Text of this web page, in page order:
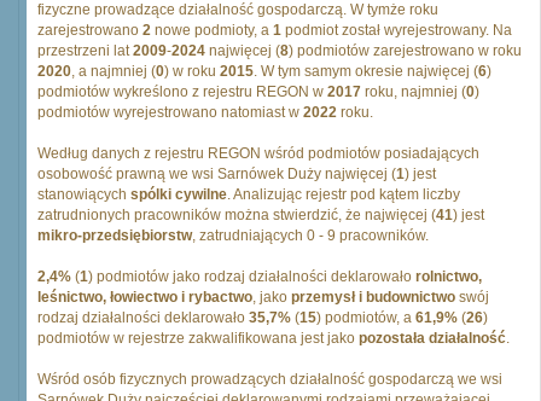
fizyczne prowadzące działalność gospodarczą. W tymże roku
zarejestrowano 2 nowe podmioty, a 1 podmiot został wyrejestrowany. Na
przestrzeni lat2009-2024 najwięcej (8) podmiotów zarejestrowano w roku
2020, a najmniej (0) w roku 2015. W tym samym okresie najwięcej (6)
podmiotów wykreślono z rejestru REGON w 2017 roku, najmniej (0)
podmiotów wyrejestrowano natomiast w 2022 roku.
Według danych z rejestru REGON wśród podmiotów posiadających
osobowość prawną we wsi Sarnówek Duży najwięcej (1) jest
stanowiących spólki cywilne. Analizując rejestr pod kątem liczby
zatrudnionych pracowników można stwierdzić, że najwięcej (41) jest
mikro-przedsiębiorstw, zatrudniających 0 - 9 pracowników.
2,4% (1) podmiotów jako rodzaj działalności deklarowało rolnictwo,
leśnictwo, łowiectwo i rybactwo, jako przemysł i budownictwo swój
rodzaj działalności deklarowało 35,7% (15) podmiotów, a 61,9% (26)
podmiotów w rejestrze zakwalifikowana jest jako pozostała działalność.
Wśród osób fizycznych prowadzących działalność gospodarczą we wsi